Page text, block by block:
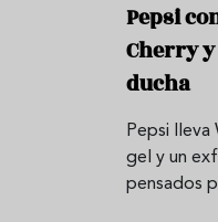
Pepsi
Cherry
ducha
Pepsi lleva
gel y un
pensados